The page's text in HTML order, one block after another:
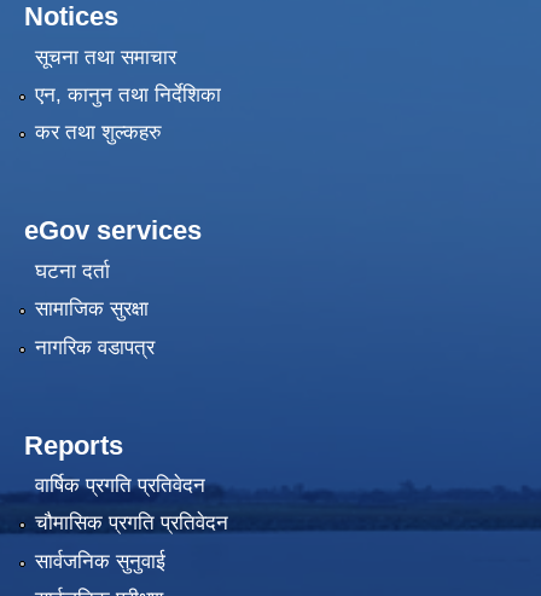
Notices
सूचना तथा समाचार
एन, कानुन तथा निर्देशिका
कर तथा शुल्कहरु
eGov services
घटना दर्ता
सामाजिक सुरक्षा
नागरिक वडापत्र
Reports
वार्षिक प्रगति प्रतिवेदन
चौमासिक प्रगति प्रतिवेदन
सार्वजनिक सुनुवाई